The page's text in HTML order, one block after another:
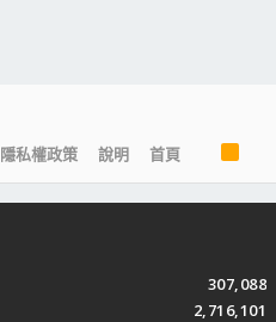
隱私權政策 說明 首頁
R
S
S
307,088
2,716,101